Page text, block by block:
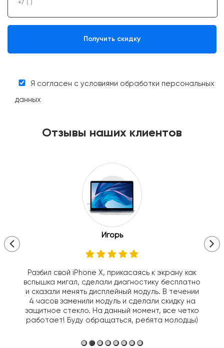
Я согласен с условиями обработки персональных
данных
Отзывы наших клиентов
Игорь
Разбил свой iPhone X, прикасаясь к экрану как
вспышка мигал, сделали диагностику бесплатно
и сказали менять дисплейный модуль. В течении
4 часов заменили модуль и сделали скидку на
защитное стекло. На данный момент, все четко
работает! Буду обращаться, ребята молодцы)